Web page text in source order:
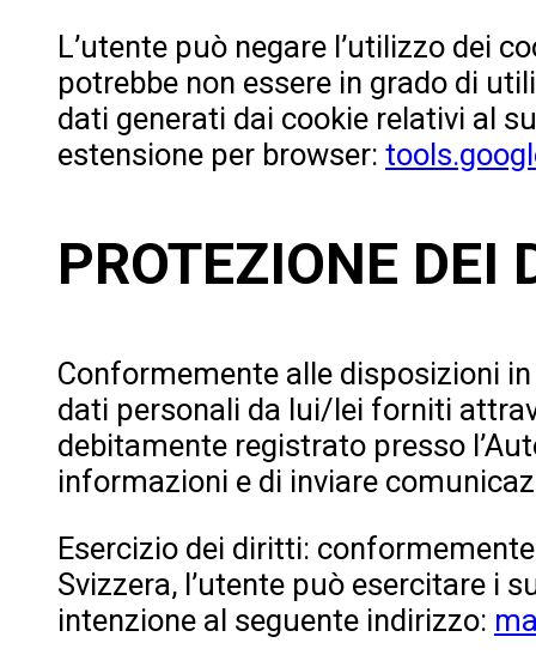
L’utente può negare l’utilizzo dei
potrebbe non essere in grado di
dati generati dai cookie relativi al
estensione per browser:
PROTEZIONE DEI
Conformemente alle disposizioni
dati personali da lui/lei forniti
debitamente registrato presso
informazioni e di inviare
Esercizio dei diritti:
Svizzera, l’utente può esercitare i
intenzione al seguente indirizzo: